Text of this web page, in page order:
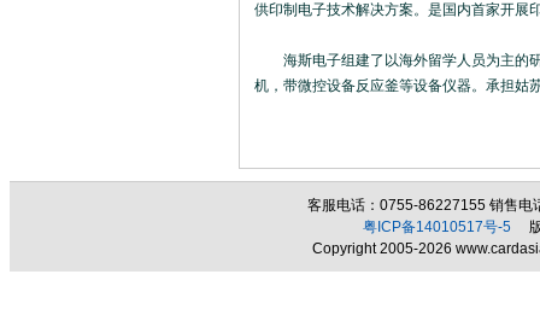
供印制电子技术解决方案。是国内首家开展
海斯电子组建了以海外留学人员为主的研
机，带微控设备反应釜等设备仪器。承担姑
客服电话：0755-86227155 销售
粤ICP备14010517号-5 版
Copyright 2005-2026